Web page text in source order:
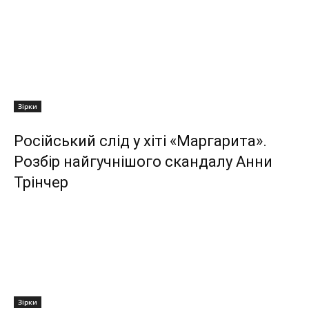
Зірки
Російський слід у хіті «Маргарита».
Розбір найгучнішого скандалу Анни
Трінчер
Зірки